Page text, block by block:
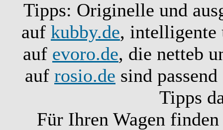
Tipps: Originelle und
auf kubby.de, intelligente
auf evoro.de, die netteb
auf rosio.de sind
Tipps
Für Ihren Wagen